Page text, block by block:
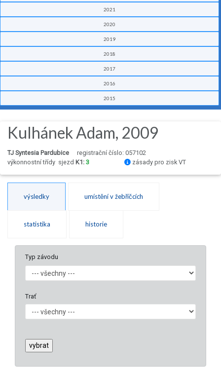
2021
2020
2019
2018
2017
2016
2015
Kulhánek Adam, 2009
TJ Syntesia Pardubice
registrační číslo: 057102
výkonnostní třídy sjezd K1: 3 zásady pro zisk VT
výsledky umístění v žebříčcích
statistika historie
Typ závodu
Trať